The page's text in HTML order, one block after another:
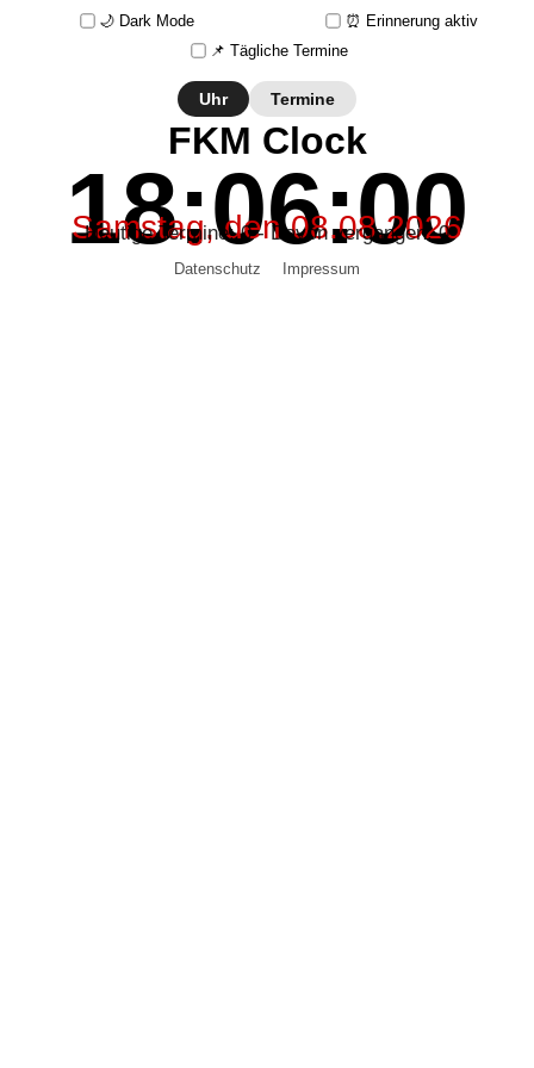
🌙 Dark Mode
⏰ Erinnerung aktiv
📌 Tägliche Termine
Uhr Termine
FKM Clock
18:06:00
Samstag, den 08.08.2026
Heutige Termine: 0 - Davon vergangen: 0
Datenschutz Impressum